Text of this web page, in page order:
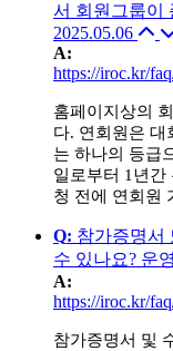
서 회원그룹이
2025.05.06
A:
https://iroc.kr/
홈페이지상의
다. 연회원은 대
는 하나의 등급
일로부터 1년간
청 전에 연회원
Q: 참가증명서
수 있나요? 운
A:
https://iroc.kr/
참가증명서 및